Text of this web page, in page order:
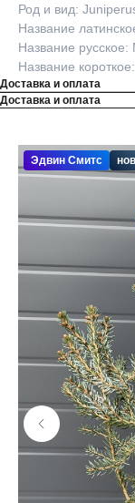
Род и вид:
Название
Название русское:
Название
Доставка и оплата
Доставка и оплата
Эдвин Смитс